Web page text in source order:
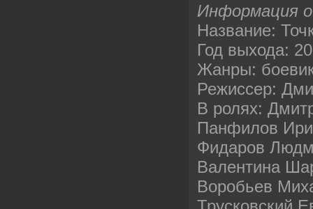
Информация
Название:
Год выхода:
Жанры:
Режиссер:
В ролях:
Панфилов
Фидаров
Валентина
Воробьев